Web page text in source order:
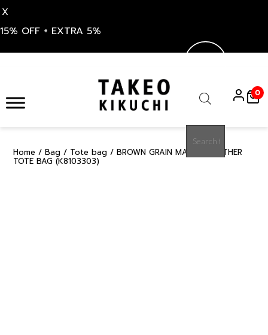
X
15% OFF + EXTRA 5%
content
search
0
Home / Bag / Tote bag / BROWN GRAIN MAISON LEATHER
TOTE BAG (K8103303)